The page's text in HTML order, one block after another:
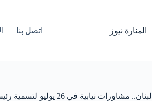
المنارة نيوز اتصل بنا
لبنان.. مشاورات نيابية في 26 يوليو لتسمية رئيس جديد للحكومة